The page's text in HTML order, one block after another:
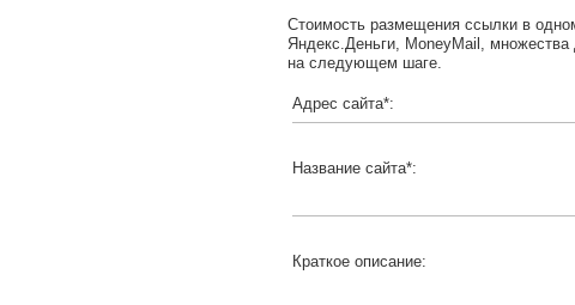
Стоимость размещения ссылки в
Яндекс.Деньги, MoneyMail,
на следующем шаге.
Адрес сайта*:
Название сайта*:
Краткое описание: